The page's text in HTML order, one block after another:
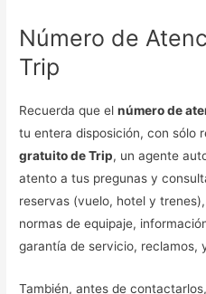
Número de
Trip
Recuerda que elnúmero de
tu entera disposición, con sólo
gratuito de Trip, un agente
atento a tus pregunas y
reservas (vuelo, hotel y
normas de equipaje,
garantía de servicio, reclamos,
También, antes de